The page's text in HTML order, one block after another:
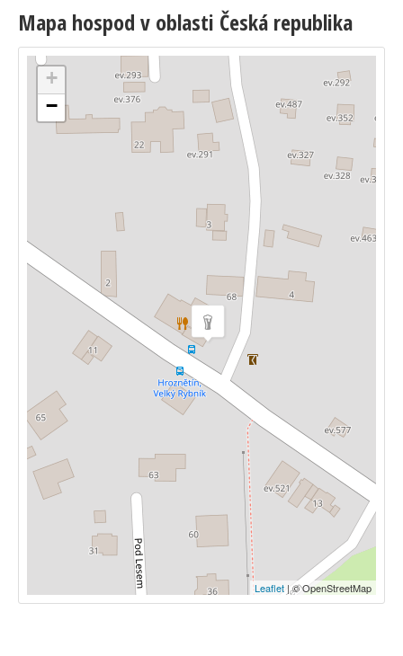
Mapa hospod v oblasti Česká republika
+
−
Leaflet | © OpenStreetMap